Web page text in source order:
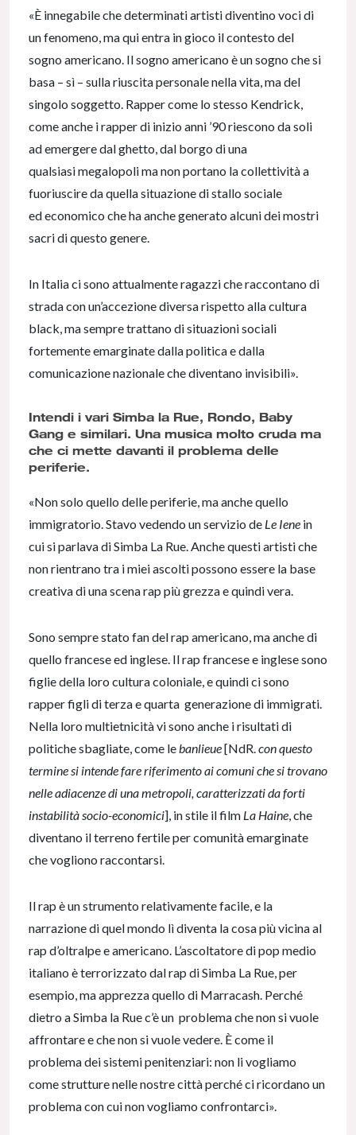
«È innegabile che determinati artisti diventino voci di
un fenomeno, ma qui entra in gioco il contesto del
sogno americano. Il sogno americano è un sogno che si
basa – sì – sulla riuscita personale nella vita, ma del
singolo soggetto. Rapper come lo stesso Kendrick,
come anche i rapper di inizio anni ’90 riescono da soli
ad emergere dal ghetto, dal borgo di una
qualsiasi megalopoli ma non portano la collettività a
fuoriuscire da quella situazione di stallo sociale
ed economico che ha anche generato alcuni dei mostri
sacri di questo genere.
In Italia ci sono attualmente ragazzi che raccontano di
strada con un’accezione diversa rispetto alla cultura
black, ma sempre trattano di situazioni sociali
fortemente emarginate dalla politica e dalla
comunicazione nazionale che diventano invisibili».
Intendi i vari Simba la Rue, Rondo, Baby
Gang e similari. Una musica molto cruda ma
che ci mette davanti il problema delle
periferie.
«Non solo quello delle periferie, ma anche quello
immigratorio. Stavo vedendo un servizio de Le Iene in
cui si parlava di Simba La Rue. Anche questi artisti che
non rientrano tra i miei ascolti possono essere la base
creativa di una scena rap più grezza e quindi vera.
Sono sempre stato fan del rap americano, ma anche di
quello francese ed inglese. Il rap francese e inglese sono
figlie della loro cultura coloniale, e quindi ci sono
rapper figli di terza e quarta generazione di immigrati.
Nella loro multietnicità vi sono anche i risultati di
politiche sbagliate, come lebanlieue[NdR.con questo
termine si intende fare riferimento ai comuni che si trovano
nelle adiacenze di una metropoli, caratterizzati da forti
instabilità socio-economici], in stile il film La Haine, che
diventano il terreno fertile per comunità emarginate
che vogliono raccontarsi.
Il rap è un strumento relativamente facile, e la
narrazione di quel mondo lì diventa la cosa più vicina al
rap d’oltralpe e americano. L’ascoltatore di pop medio
italiano è terrorizzato dal rap di Simba La Rue, per
esempio, ma apprezza quello di Marracash. Perché
dietro a Simba la Rue c’è un problema che non si vuole
affrontare e che non si vuole vedere. È come il
problema dei sistemi penitenziari: non li vogliamo
come strutture nelle nostre città perché ci ricordano un
problema con cui non vogliamo confrontarci».